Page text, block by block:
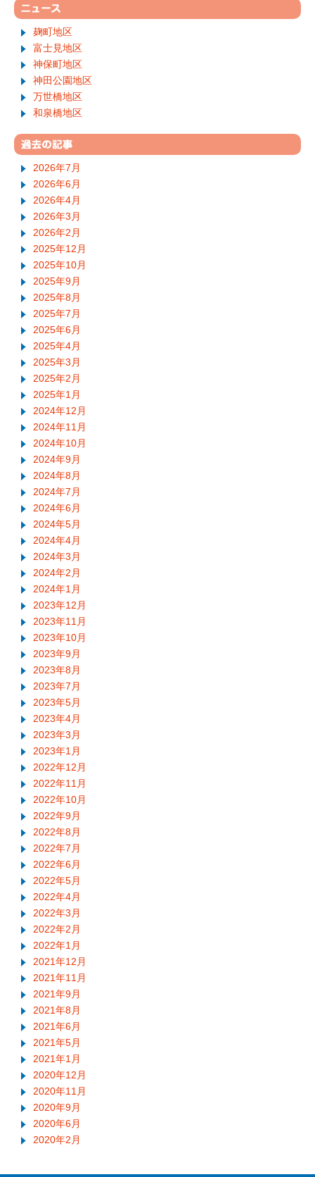
麹町地区
富士見地区
神保町地区
神田公園地区
万世橋地区
和泉橋地区
2026年7月
2026年6月
2026年4月
2026年3月
2026年2月
2025年12月
2025年10月
2025年9月
2025年8月
2025年7月
2025年6月
2025年4月
2025年3月
2025年2月
2025年1月
2024年12月
2024年11月
2024年10月
2024年9月
2024年8月
2024年7月
2024年6月
2024年5月
2024年4月
2024年3月
2024年2月
2024年1月
2023年12月
2023年11月
2023年10月
2023年9月
2023年8月
2023年7月
2023年5月
2023年4月
2023年3月
2023年1月
2022年12月
2022年11月
2022年10月
2022年9月
2022年8月
2022年7月
2022年6月
2022年5月
2022年4月
2022年3月
2022年2月
2022年1月
2021年12月
2021年11月
2021年9月
2021年8月
2021年6月
2021年5月
2021年1月
2020年12月
2020年11月
2020年9月
2020年6月
2020年2月